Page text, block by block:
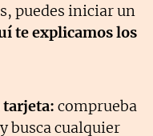
puedes iniciar un
te explicamos los
tarjeta: comprueba
busca cualquier